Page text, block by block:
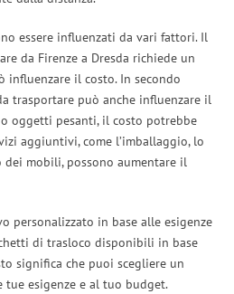
essere influenzati da vari fattori. Il
da Firenze a Dresda richiede un
il costo. In secondo
trasportare può anche influenzare il
oggetti pesanti, il costo potrebbe
aggiuntivi, come l’imballaggio, lo
mobili, possono aumentare il
personalizzato in base alle esigenze
di trasloco disponibili in base
significa che puoi scegliere un
tue esigenze e al tuo budget.